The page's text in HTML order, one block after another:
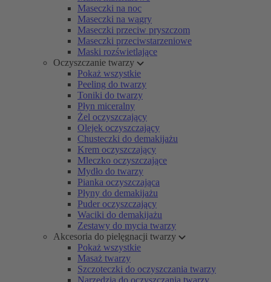
Maseczki na noc
Maseczki na wągry
Maseczki przeciw pryszczom
Maseczki przeciwstarzeniowe
Maski rozświetlające
Oczyszczanie twarzy
Pokaż wszystkie
Peeling do twarzy
Toniki do twarzy
Płyn miceralny
Żel oczyszczający
Olejek oczyszczający
Chusteczki do demakijażu
Krem oczyszczający
Mleczko oczyszczające
Mydło do twarzy
Pianka oczyszczająca
Płyny do demakijażu
Puder oczyszczający
Waciki do demakijażu
Zestawy do mycia twarzy
Akcesoria do pielęgnacji twarzy
Pokaż wszystkie
Masaż twarzy
Szczoteczki do oczyszczania twarzy
Narzędzia do oczyszczania twarzy